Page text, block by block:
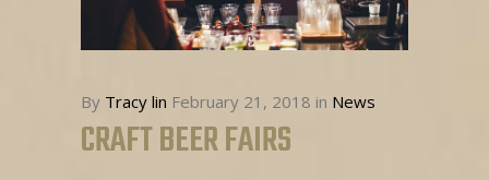
By Tracy lin February 21, 2018 in News
CRAFT BEER FAIRS